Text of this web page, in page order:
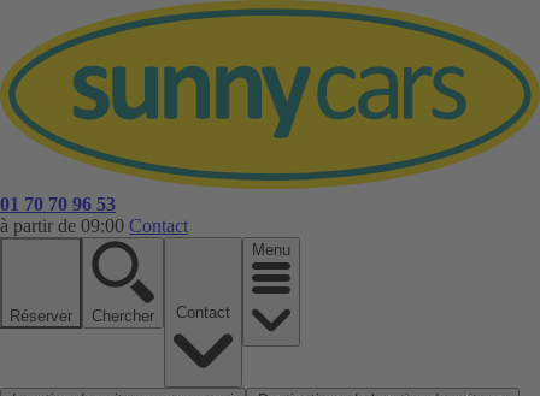
01 70 70 96 53
à partir de 09:00 Contact
Réserver Chercher
Menu